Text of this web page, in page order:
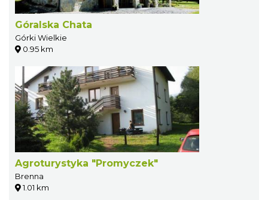
Góralska Chata
Górki Wielkie
0.95 km
Agroturystyka "Promyczek"
Brenna
1.01 km